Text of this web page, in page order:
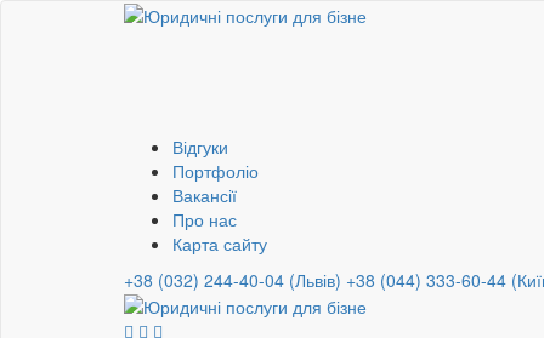
Відгуки
Портфоліо
Вакансії
Про нас
Карта сайту
+38 (032) 244-40-04 (Львів) +38 (044) 333-60-44